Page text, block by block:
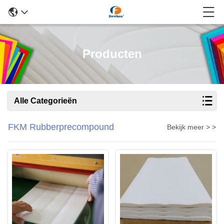
Producten
Alle Categorieën
FKM Rubberprecompound Bekijk meer > >